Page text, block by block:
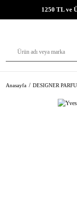
1250 TL ve
Anasayfa DESIGNER